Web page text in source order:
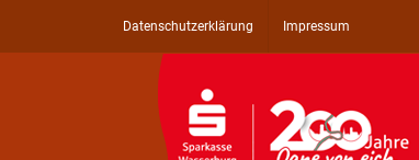
Datenschutzerklärung Impressum